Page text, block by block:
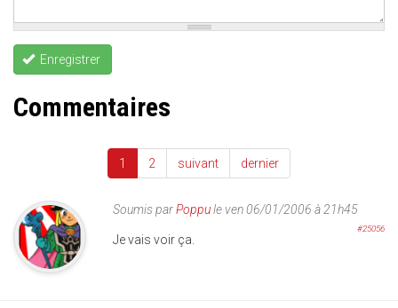
Enregistrer
Commentaires
1 2 suivant dernier
Soumis parPoppule ven 06/01/2006 à 21h45
#25056
Je vais voir ça.